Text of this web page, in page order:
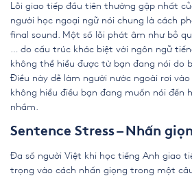
Lỗi giao tiếp đầu tiên thường gặp nhất
người học ngoại ngữ nói chung là cách
final sound. Một số lỗi phát âm như bỏ
… do cấu trúc khác biệt với ngôn ngữ
không thể hiểu được từ bạn đang nói do
Điều này dễ làm người nước ngoài rơi
không hiểu điều bạn đang muốn nói đến
nhầm.
Sentence Stress – Nhấn
Đa số người Việt khi học tiếng Anh giao
trọng vào cách nhấn giọng trong một câu